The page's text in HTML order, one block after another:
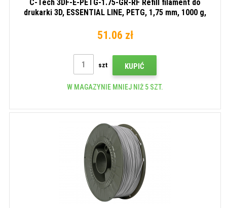
C-Tech 3DF-E-PETG-1.75-GR-RF Refill filament do
drukarki 3D, ESSENTIAL LINE, PETG, 1,75 mm, 1000 g,
51.06 zł
szt KUPIĆ
W MAGAZYNIE MNIEJ NIŻ 5 SZT.